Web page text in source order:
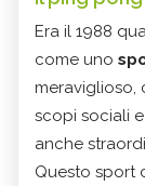
Era il 1988
come uno
meraviglioso,
scopi sociali
anche
Questo sport